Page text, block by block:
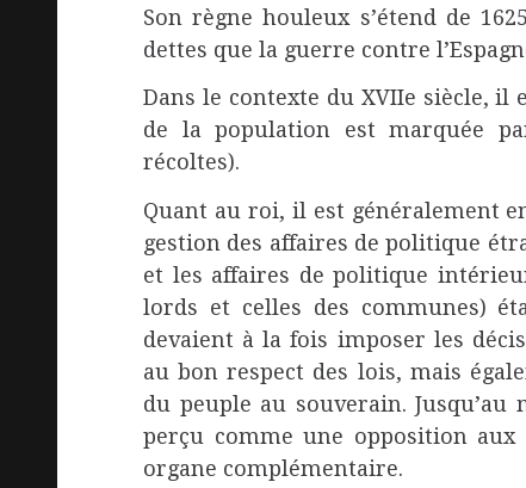
Son règne houleux s’étend de
dettes que la guerre contre
Dans le contexte du XVIIe siècle,
de la population est marquée
récoltes).
Quant au roi, il est généralement
gestion des affaires de politique
et les affaires de politique
lords et celles des communes)
devaient à la fois imposer les
au bon respect des lois, mais
du peuple au souverain.
perçu comme une opposition
organe complémentaire.